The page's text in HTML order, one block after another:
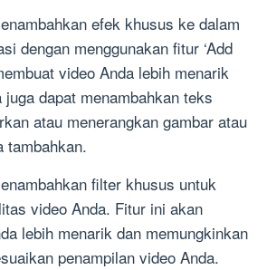
efek khusus ke dalam
dengan menggunakan fitur ‘Add
video Anda lebih menarik
dapat menambahkan teks
atau menerangkan gambar atau
tambahkan.
filter khusus untuk
video Anda. Fitur ini akan
lebih menarik dan memungkinkan
penampilan video Anda.